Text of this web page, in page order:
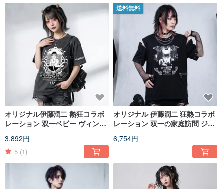
オリジナル伊藤潤二 熱狂コラボ
レーション 双一ベビー ヴィンテ
ックス 半袖 T シャツ JJIT30
3,892円
5 (1)
送料無料
オリジナル 伊藤潤二 狂熱コラボ
レーション 双一の家庭訪問 ジッ
半袖 T シャツ JJIT23
6,754円